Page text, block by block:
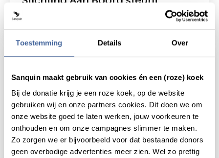
Toestemming Details Over
Sanquin maakt gebruik van cookies én een (roze) koek
Bij de donatie krijg je een roze koek, op de website
gebruiken wij en onze partners cookies. Dit doen we om
onze website goed te laten werken, jouw voorkeuren te
onthouden en om onze campagnes slimmer te maken.
Zo zorgen we er bijvoorbeeld voor dat bestaande donors
geen overbodige advertenties meer zien. Wel zo prettig
over stichting aan boord steunt sanquin